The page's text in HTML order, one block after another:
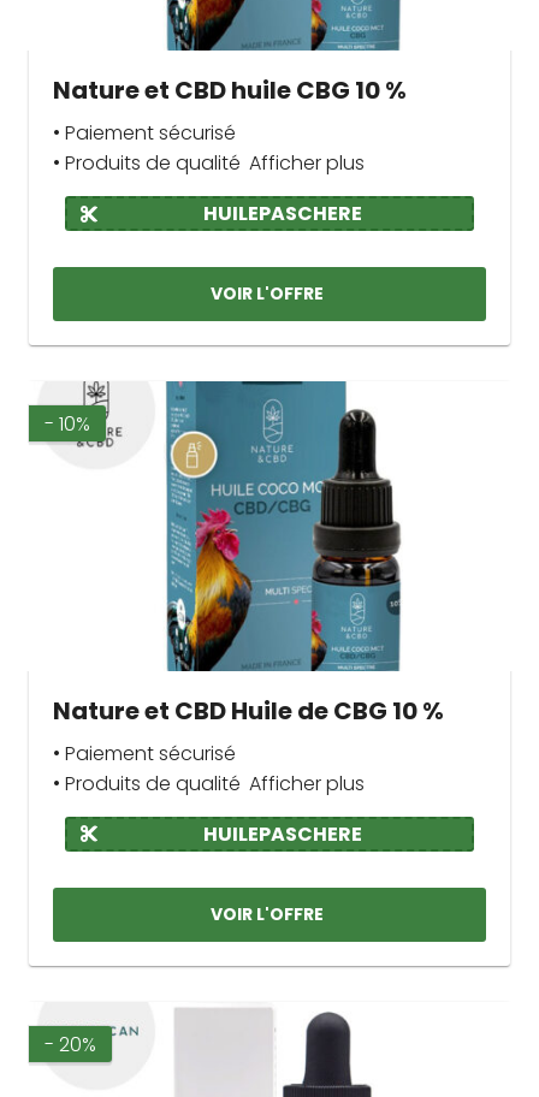
Nature et CBD huile CBG 10 %
• Paiement sécurisé
• Produits de qualité Afficher plus
HUILEPASCHERE
VOIR L'OFFRE
- 10%
Nature et CBD Huile de CBG 10 %
• Paiement sécurisé
• Produits de qualité Afficher plus
HUILEPASCHERE
VOIR L'OFFRE
- 20%